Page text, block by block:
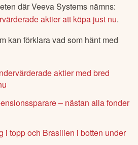
därVeeva Systems nämns:
aktier att köpa just nu.
kan förklara vad som hänt med
aktier med bred
– nästan alla fonder
i topp och Brasilien i botten under